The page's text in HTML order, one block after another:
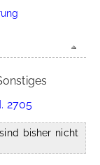
2705
bisher nicht